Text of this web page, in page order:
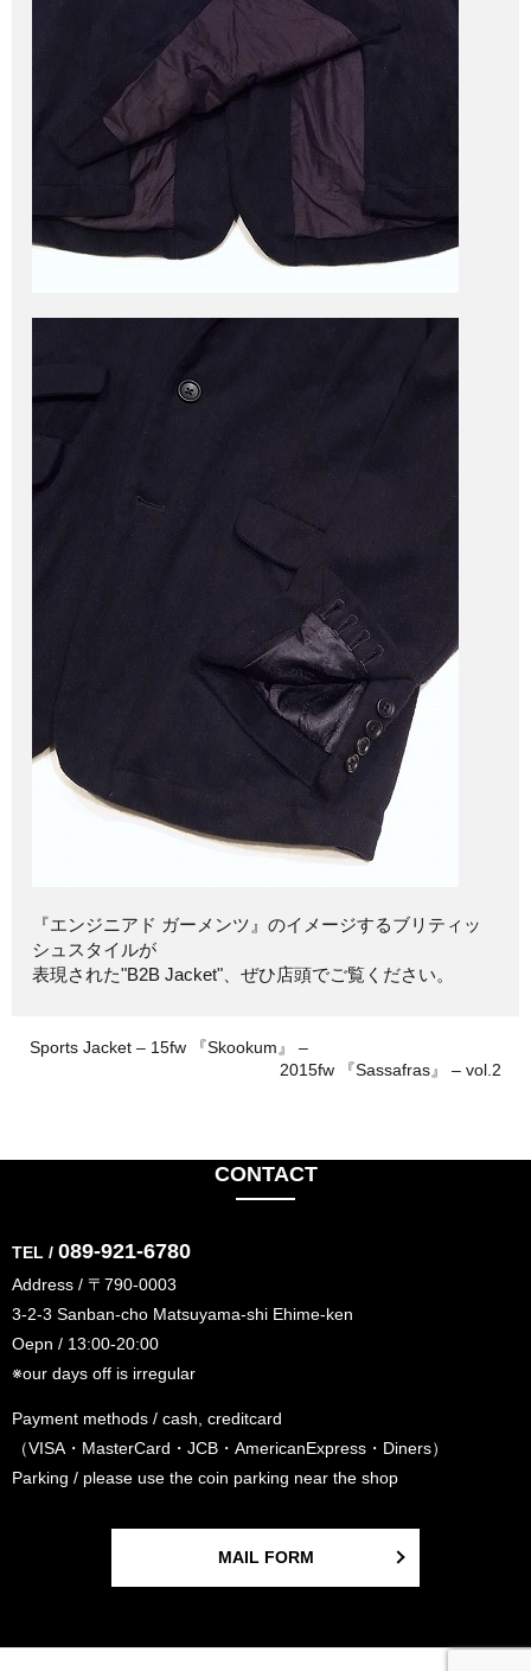
『エンジニアド ガーメンツ』のイメージするブリティッ
シュスタイルが
表現された"B2B Jacket"、ぜひ店頭でご覧ください。
Sports Jacket – 15fw 『Skookum』 –
2015fw 『Sassafras』 – vol.2
CONTACT
TEL / 089-921-6780
Address / 〒790-0003
3-2-3 Sanban-cho Matsuyama-shi Ehime-ken
Oepn / 13:00-20:00
※our days off is irregular
Payment methods / cash, creditcard
（VISA・MasterCard・JCB・AmericanExpress・Diners）
Parking / please use the coin parking near the shop
MAIL FORM